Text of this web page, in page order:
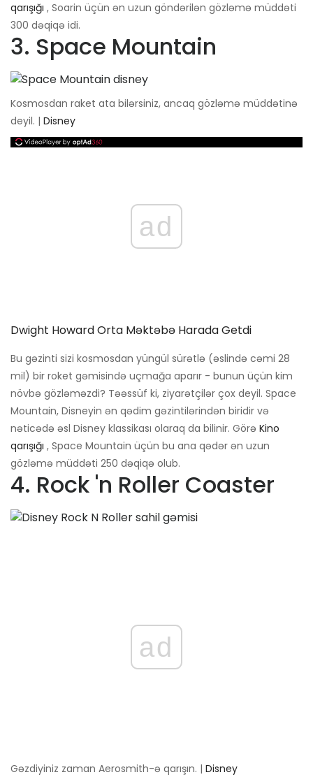
qarışığı , Soarin üçün ən uzun göndərilən gözləmə müddəti
300 dəqiqə idi.
3. Space Mountain
Kosmosdan raket ata bilərsiniz, ancaq gözləmə müddətinə
deyil. | Disney
ad
Dwight Howard Orta Məktəbə Harada Getdi
Bu gəzinti sizi kosmosdan yüngül sürətlə (əslində cəmi 28
mil) bir roket gəmisində uçmağa aparır - bunun üçün kim
növbə gözləməzdi? Təəssüf ki, ziyarətçilər çox deyil. Space
Mountain, Disneyin ən qədim gəzintilərindən biridir və
nəticədə əsl Disney klassikası olaraq da bilinir. Görə Kino
qarışığı , Space Mountain üçün bu ana qədər ən uzun
gözləmə müddəti 250 dəqiqə olub.
4. Rock 'n Roller Coaster
ad
Gəzdiyiniz zaman Aerosmith-ə qarışın. | Disney